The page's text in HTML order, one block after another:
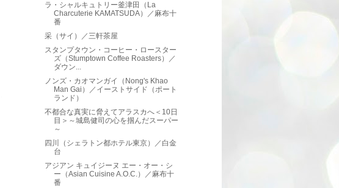
ラ・シャルキュトリー釜津田（La
Charcuterie KAMATSUDA）／麻布十
番
采（サイ）／三軒茶屋
スタンプタウン・コーヒー・ロースター
ズ（Stumptown Coffee Roasters）／
ダウン...
ノンズ・カオマンガイ（Nong's Khao
Man Gai）／イーストサイド（ポート
ランド）
不都合な真実に脅えてアラスカへ＜10日
目＞～城島健司の心を掴んだスーパー
～
四川（シェラトン都ホテル東京）／白金
台
アジアン キュイジーヌ エー・オー・シ
ー（Asian Cuisine A.O.C.）／麻布十
番